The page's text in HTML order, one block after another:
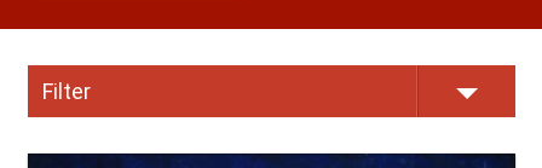
Filter